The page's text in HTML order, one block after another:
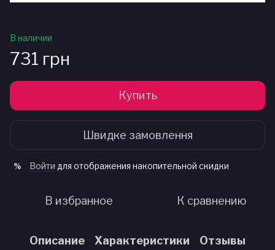
В наличии
731 грн
Купить
Швидке замовлення
% Войти для отображения накопительной скидки
В избранное К сравнению
Описание Характеристики Отзывы